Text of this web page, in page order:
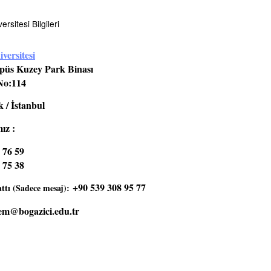
Bilgileri
Kuzey Park Binası
/ İstanbul
:
59
38
(Sadece mesaj): +90 539 308 95 77